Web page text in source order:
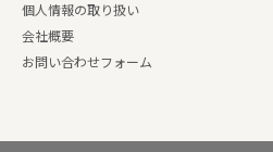
個人情報の取り扱い
会社概要
お問い合わせフォーム